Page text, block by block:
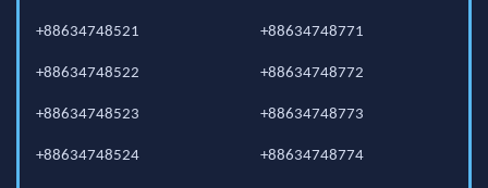
+88634748521
+88634748522
+88634748523
+88634748524
+88634748771
+88634748772
+88634748773
+88634748774